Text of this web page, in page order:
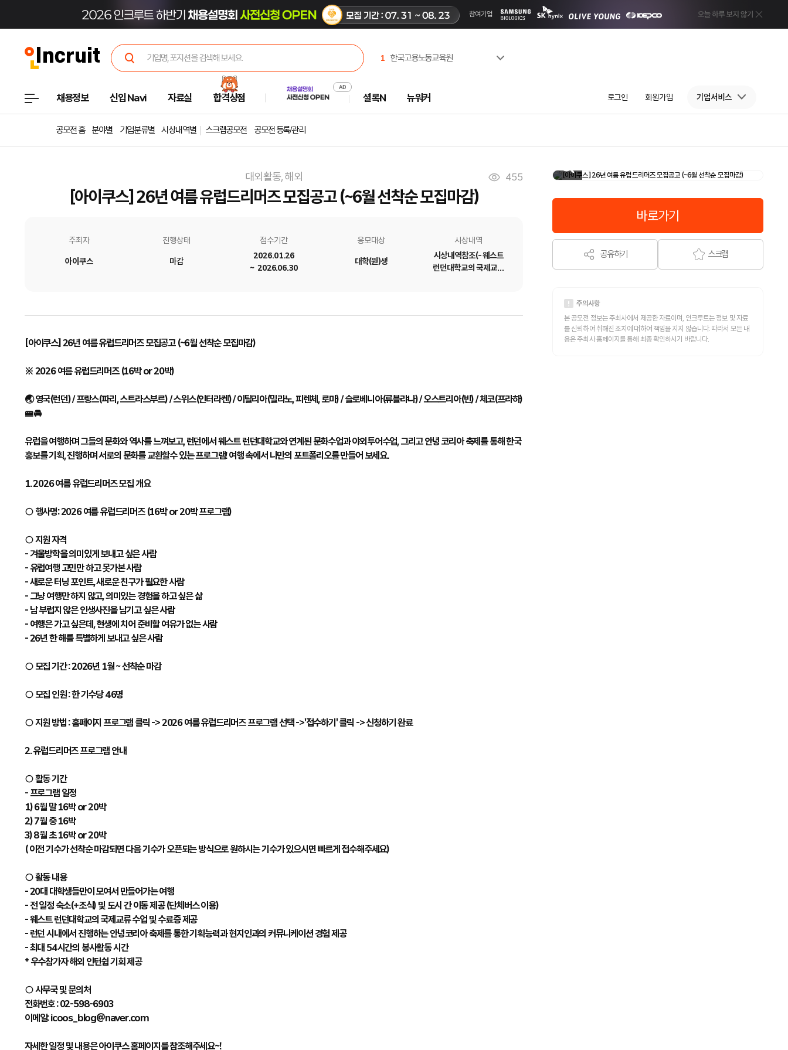
1 한국고용노동교육원
4
한국산업인력공단
5 주식회사 캠코에프엠씨
채용정보 신입 Navi 자료실 합격상점 셜록N 뉴워커 로그인 회원가입 기업서비스
공모전 홈 분야별 기업분류별 시상내역별 스크랩공모전 공모전 등록/관리
대외활동, 해외 455
[아이쿠스] 26년 여름 유럽드리머즈 모집공고 (~6월 선착순 모집마감)
주최자 진행상태 접수기간 응모대상
시상내역
아이쿠스
마감
2026.01.26
~ 2026.06.30
대학(원)생
시상내역참조(- 웨스트
런던대학교의 국제교류
* 우수참가자 해외
[아이쿠스] 26년 여름 유럽드리머즈 모집공고 (~6월 선착순 모집마감)
※ 2026 여름 유럽드리머즈 (16박 or 20박)
🌏 영국(런던) / 프랑스(파리, 스트라스부르) / 스위스(인터라켄) / 이탈리아(밀라노, 피렌체, 로마) / 슬로베니아(류블랴나) / 오스트리아(빈) / 체코(프라하)
🚝🚘
유럽을 여행하며 그들의 문화와 역사를 느껴보고, 런던에서 웨스트 런던대학교와 연계된 문화수업과 야외투어수업, 그리고 안녕 코리아 축제를 통해 한국
홍보를 기획, 진행하며 서로의 문화를 교환할수 있는 프로그램! 여행 속에서 나만의 포트폴리오를 만들어 보세요.
1. 2026 여름 유럽드리머즈 모집 개요
○ 행사명: 2026 여름 유럽드리머즈 (16박 or 20박 프로그램)
○ 지원 자격
- 겨울방학을 의미있게 보내고 싶은 사람
- 유럽여행 고민만 하고 못가본 사람
- 새로운 터닝 포인트, 새로운 친구가 필요한 사람
- 그냥 여행만 하지 않고, 의미있는 경험을 하고 싶은 삶
- 남 부럽지 않은 인생사진을 남기고 싶은 사람
- 여행은 가고 싶은데, 현생에 치어 준비할 여유가 없는 사람
- 26년 한 해를 특별하게 보내고 싶은 사람
○ 모집 기간 : 2026년 1월 ~ 선착순 마감
○ 모집 인원 : 한 기수당 46명
○ 지원 방법 : 홈페이지 프로그램 클릭 -> 2026 여름 유럽드리머즈 프로그램 선택 ->'접수하기' 클릭 -> 신청하기 완료
2. 유럽드리머즈 프로그램 안내
○ 활동 기간
- 프로그램 일정
1) 6월 말 16박 or 20박
2) 7월 중 16박
3) 8월 초 16박 or 20박
( 이전 기수가 선착순 마감되면 다음 기수가 오픈되는 방식으로 원하시는 기수가 있으시면 빠르게 접수해주세요)
○ 활동 내용
- 20대 대학생들만이 모여서 만들어가는 여행
- 전 일정 숙소(+조식) 및 도시 간 이동 제공 (단체버스 이용)
- 웨스트 런던대학교의 국제교류 수업 및 수료증 제공
- 런던 시내에서 진행하는 안녕코리아 축제를 통한 기획능력과 현지인과의 커뮤니케이션 경험 제공
- 최대 54시간의 봉사활동 시간
* 우수참가자 해외 인턴쉽 기회 제공
○ 사무국 및 문의처
전화번호 : 02-598-6903
이메일: icoos_blog@naver.com
자세한 일정 및 내용은 아이쿠스 홈페이지를 참조해주세요~!
바로가기
공유하기 스크랩
주의사항
본 공모전 정보는 주최사에서 제공한 자료이며, 인크루트는 정보 및 자료
를 신뢰하여 취해진 조치에 대하여 책임을 지지 않습니다. 따라서 모든 내
용은 주최사 홈페이지를 통해 최종 확인하시기 바랍니다.